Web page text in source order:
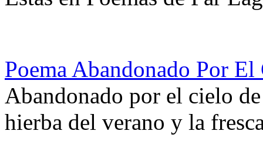
Poema Abandonado Por
Abandonado por el cielo
hierba del verano y la